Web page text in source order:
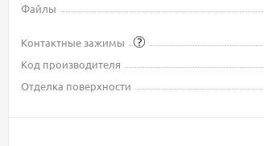
Файлы
Контактные зажимы
Код производителя
Отделка поверхности